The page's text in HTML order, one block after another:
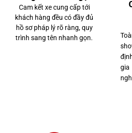
Cam kết xe cung cấp tới
khách hàng đều có đầy đủ
hồ sơ pháp lý rõ ràng, quy
trình sang tên nhanh gọn.